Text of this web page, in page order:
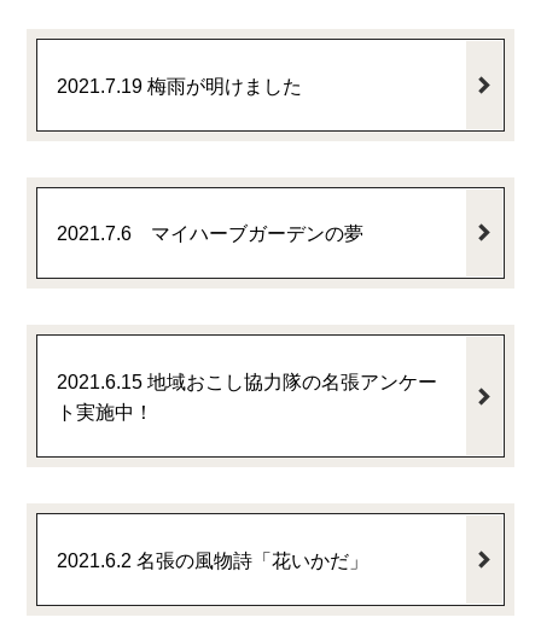
2021.7.19 梅雨が明けました
2021.7.6 マイハーブガーデンの夢
2021.6.15 地域おこし協力隊の名張アンケー
ト実施中！
2021.6.2 名張の風物詩「花いかだ」